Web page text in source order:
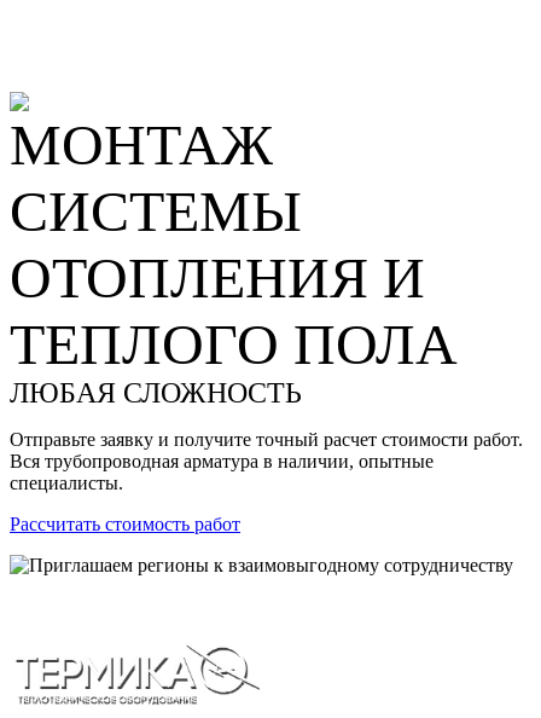
МОНТАЖ
СИСТЕМЫ
ОТОПЛЕНИЯ И
ТЕПЛОГО ПОЛА
ЛЮБАЯ СЛОЖНОСТЬ
Отправьте заявку и получите точный расчет стоимости работ.
Вся трубопроводная арматура в наличии, опытные
специалисты.
Рассчитать стоимость работ